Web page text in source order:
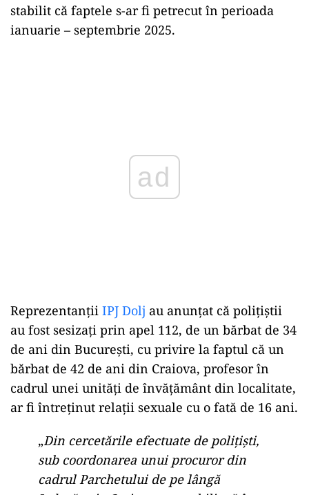
stabilit că faptele s-ar fi petrecut în perioada
ianuarie – septembrie 2025.
ad
Reprezentanţii IPJ Dolj au anunţat că poliţiştii
au fost sesizaţi prin apel 112, de un bărbat de 34
de ani din Bucureşti, cu privire la faptul că un
bărbat de 42 de ani din Craiova, profesor în
cadrul unei unităţi de învăţământ din localitate,
ar fi întreţinut relaţii sexuale cu o fată de 16 ani.
„Din cercetările efectuate de polițiști,
sub coordonarea unui procuror din
cadrul Parchetului de pe lângă